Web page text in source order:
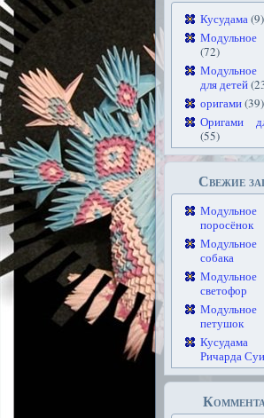
Кусудама(9)
(72)
для детей
оригами(39)
Оригами
(55)
Свежие
поросёнок
собака
светофор
петушок
Кусудама
Ричарда